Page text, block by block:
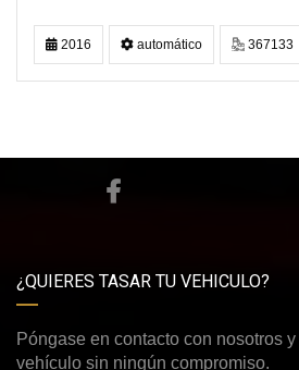
2016 automático 367133
¿QUIERES TASAR TU VEHICULO?
Póngase en contacto con nosotros
vehículo sin ningún compromiso.